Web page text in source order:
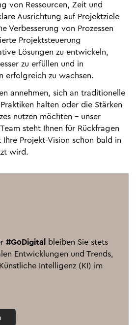
von Ressourcen, Zeit und
Ausrichtung auf Projektziele
Verbesserung von Prozessen
Projektsteuerung
Lösungen zu entwickeln,
zu erfüllen und in
erfolgreich zu wachsen.
annehmen, sich an traditionelle
halten oder die Stärken
nutzen möchten - unser
steht Ihnen für Rückfragen
Projekt-Vision schon bald in
wird.
#GoDigital
bleiben Sie stets
Entwicklungen und Trends,
Intelligenz (KI) im